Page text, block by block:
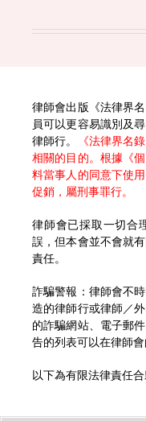
律師會出版《法律界
員可以更容易識別及
律師行。
《法律界名
相關的目的。根據《
料當事人的同意下使
促銷，屬刑事罪行。
律師會已採取一切合
誤，但本會並不會就
責任。
詐騙警報：律師會不
造的律師行或律師／
的詐騙網站、電子郵
告的列表可以在律師會
以下為有限法律責任